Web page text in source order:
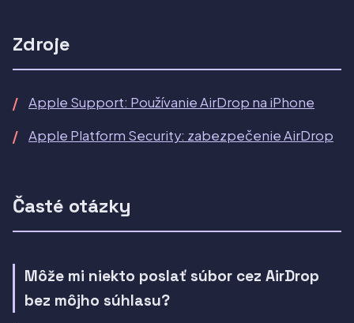
Zdroje
Apple Support: Používanie AirDrop na iPhone
Apple Platform Security: zabezpečenie AirDrop
Časté otázky
Môže mi niekto poslať súbor cez AirDrop
bez môjho súhlasu?